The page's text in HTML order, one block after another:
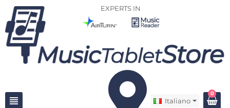
EXPERTS IN
view_headline Italiano
0